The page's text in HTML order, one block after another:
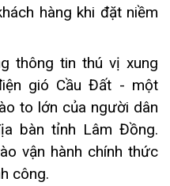
hàng khi đặt niềm
thông tin thú vị xung
gió Cầu Đất - một
to lớn của người dân
bàn tỉnh Lâm Đồng.
vận hành chính thức
công.